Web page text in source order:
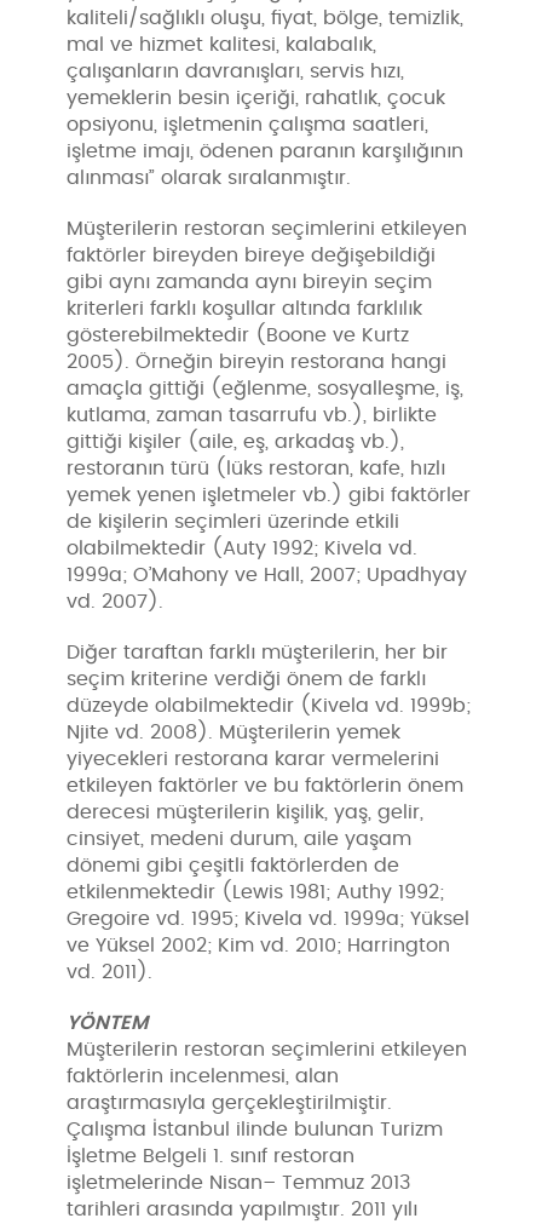
kaliteli/sağlıklı oluşu, fiyat, bölge, temizlik,
mal ve hizmet kalitesi, kalabalık,
çalışanların davranışları, servis hızı,
yemeklerin besin içeriği, rahatlık, çocuk
opsiyonu, işletmenin çalışma saatleri,
işletme imajı, ödenen paranın karşılığının
alınması” olarak sıralanmıştır.
Müşterilerin restoran seçimlerini etkileyen
faktörler bireyden bireye değişebildiği
gibi aynı zamanda aynı bireyin seçim
kriterleri farklı koşullar altında farklılık
gösterebilmektedir (Boone ve Kurtz
2005). Örneğin bireyin restorana hangi
amaçla gittiği (eğlenme, sosyalleşme, iş,
kutlama, zaman tasarrufu vb.), birlikte
gittiği kişiler (aile, eş, arkadaş vb.),
restoranın türü (lüks restoran, kafe, hızlı
yemek yenen işletmeler vb.) gibi faktörler
de kişilerin seçimleri üzerinde etkili
olabilmektedir (Auty 1992; Kivela vd.
1999a; O’Mahony ve Hall, 2007; Upadhyay
vd. 2007).
Diğer taraftan farklı müşterilerin, her bir
seçim kriterine verdiği önem de farklı
düzeyde olabilmektedir (Kivela vd. 1999b;
Njite vd. 2008). Müşterilerin yemek
yiyecekleri restorana karar vermelerini
etkileyen faktörler ve bu faktörlerin önem
derecesi müşterilerin kişilik, yaş, gelir,
cinsiyet, medeni durum, aile yaşam
dönemi gibi çeşitli faktörlerden de
etkilenmektedir (Lewis 1981; Authy 1992;
Gregoire vd. 1995; Kivela vd. 1999a; Yüksel
ve Yüksel 2002; Kim vd. 2010; Harrington
vd. 2011).
YÖNTEM
Müşterilerin restoran seçimlerini etkileyen
faktörlerin incelenmesi, alan
araştırmasıyla gerçekleştirilmiştir.
Çalışma İstanbul ilinde bulunan Turizm
İşletme Belgeli 1. sınıf restoran
işletmelerinde Nisan– Temmuz 2013
tarihleri arasında yapılmıştır. 2011 yılı